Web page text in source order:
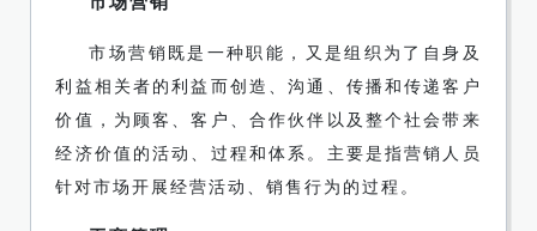
市场营销既是一种职能，又是组织为了自身及
利益相关者的利益而创造、沟通、传播和传递客户
价值，为顾客、客户、合作伙伴以及整个社会带来
经济价值的活动、过程和体系。主要是指营销人员
针对市场开展经营活动、销售行为的过程。